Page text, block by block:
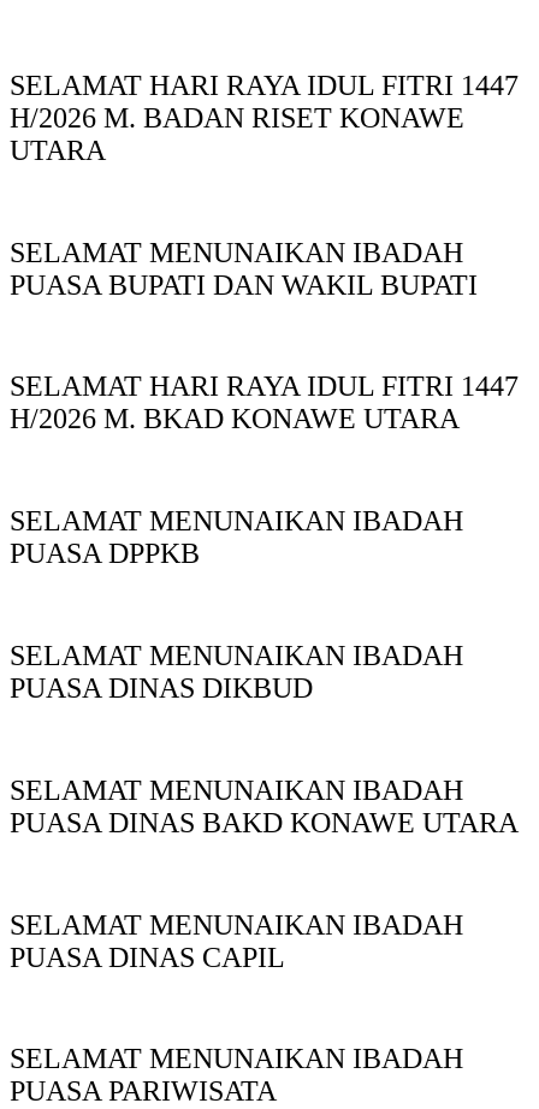
SELAMAT HARI RAYA IDUL FITRI 1447
H/2026 M. BADAN RISET KONAWE
UTARA
SELAMAT MENUNAIKAN IBADAH
PUASA BUPATI DAN WAKIL BUPATI
SELAMAT HARI RAYA IDUL FITRI 1447
H/2026 M. BKAD KONAWE UTARA
SELAMAT MENUNAIKAN IBADAH
PUASA DPPKB
SELAMAT MENUNAIKAN IBADAH
PUASA DINAS DIKBUD
SELAMAT MENUNAIKAN IBADAH
PUASA DINAS BAKD KONAWE UTARA
SELAMAT MENUNAIKAN IBADAH
PUASA DINAS CAPIL
SELAMAT MENUNAIKAN IBADAH
PUASA PARIWISATA